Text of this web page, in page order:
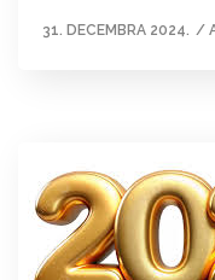
31. DECEMBRA 2024. /